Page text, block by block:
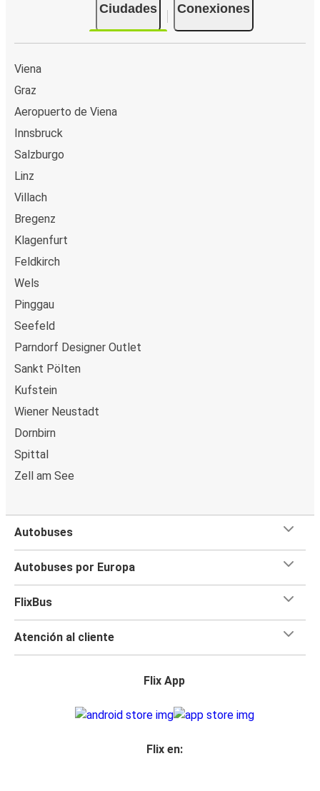
Ciudades Conexiones
Viena
Graz
Aeropuerto de Viena
Innsbruck
Salzburgo
Linz
Villach
Bregenz
Klagenfurt
Feldkirch
Wels
Pinggau
Seefeld
Parndorf Designer Outlet
Sankt Pölten
Kufstein
Wiener Neustadt
Dornbirn
Spittal
Zell am See
Autobuses
Autobuses por Europa
FlixBus
Atención al cliente
Flix App
Flix en: